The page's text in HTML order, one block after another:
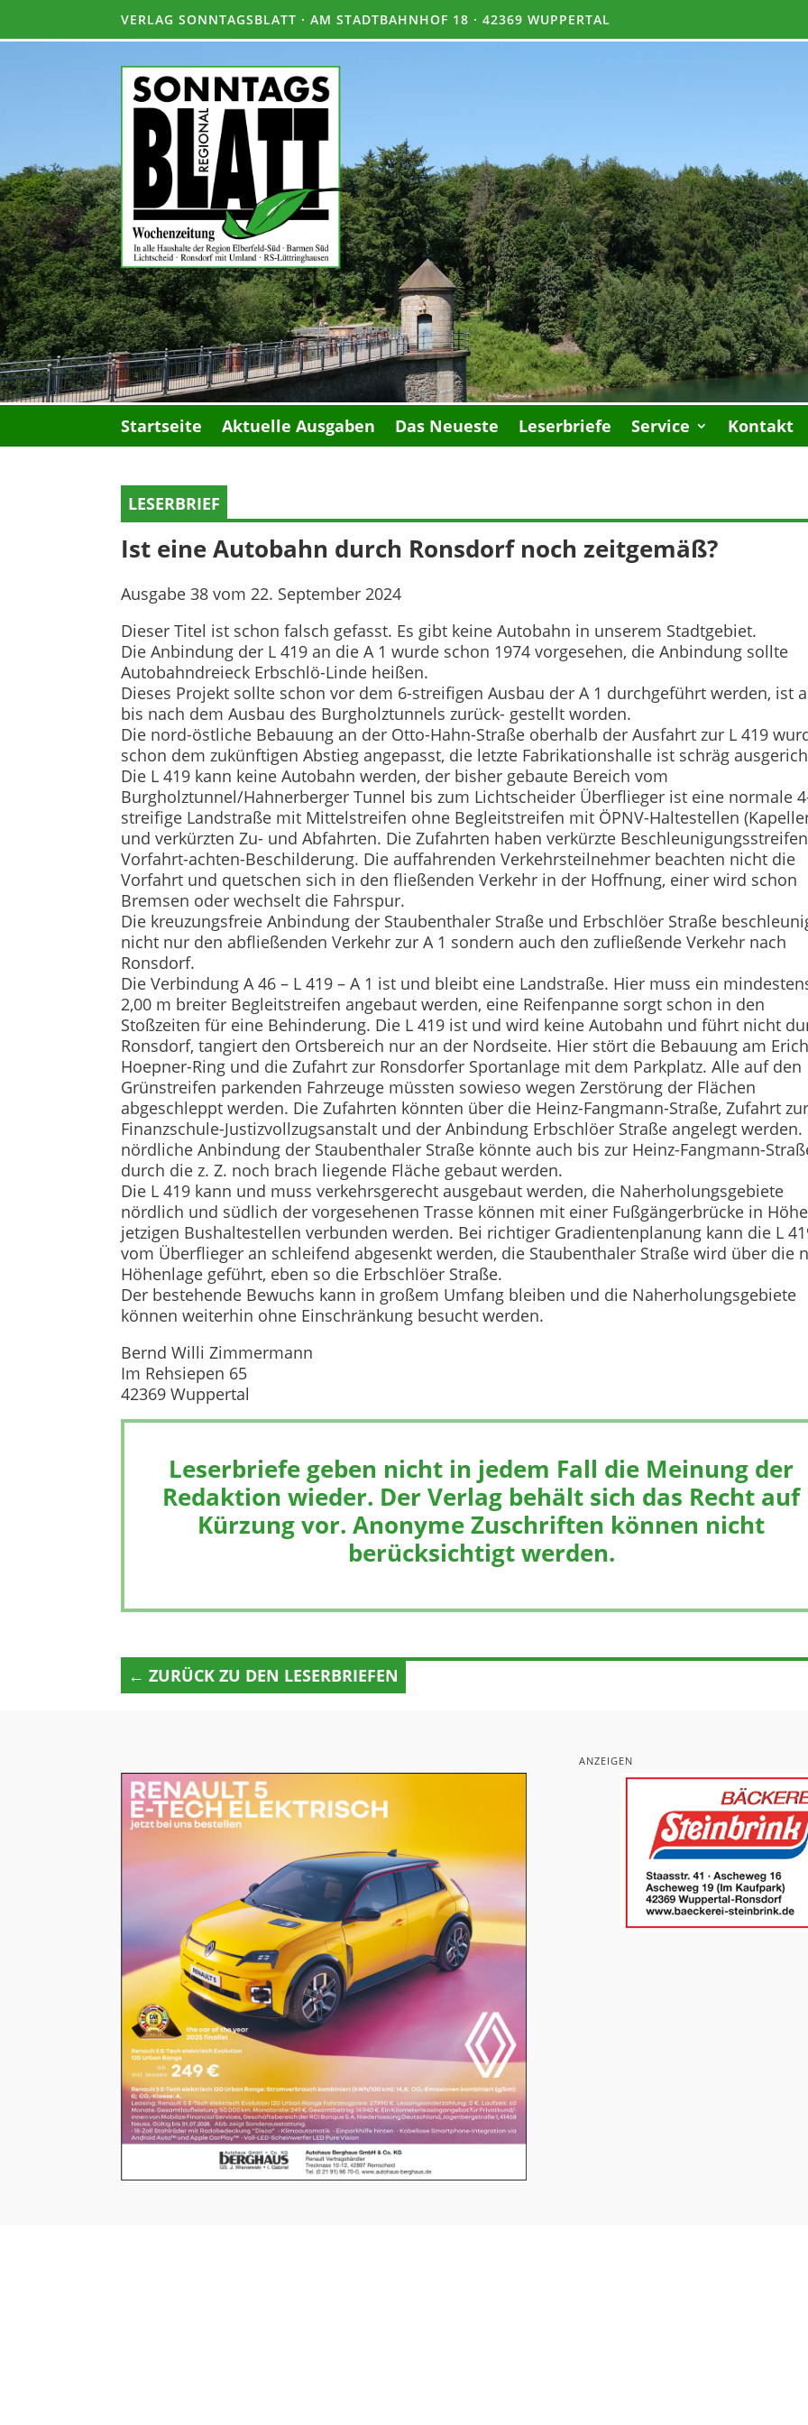
VERLAG SONNTAGSBLATT · AM STADTBAHNHOF 18 · 42369 WUPPERTAL
Startseite Aktuelle Ausgaben Das Neueste Leserbriefe Service Kontakt
LESERBRIEF
Ist eine Autobahn durch Ronsdorf noch zeitgemäß?
Ausgabe 38 vom 22. September 2024
Dieser Titel ist schon falsch gefasst. Es gibt keine Autobahn in unserem Stadtgebiet.
Die Anbindung der L 419 an die A 1 wurde schon 1974 vorgesehen, die Anbindung sollte
Autobahndreieck Erbschlö-Linde heißen.
Dieses Projekt sollte schon vor dem 6-streifigen Ausbau der A 1 durchgeführt werden, ist
bis nach dem Ausbau des Burgholztunnels zurück- gestellt worden.
Die nord-östliche Bebauung an der Otto-Hahn-Straße oberhalb der Ausfahrt zur L 419
schon dem zukünftigen Abstieg angepasst, die letzte Fabrikationshalle ist schräg
Die L 419 kann keine Autobahn werden, der bisher gebaute Bereich vom
Burgholztunnel/Hahnerberger Tunnel bis zum Lichtscheider Überflieger ist eine normale
streifige Landstraße mit Mittelstreifen ohne Begleitstreifen mit ÖPNV-Haltestellen
und verkürzten Zu- und Abfahrten. Die Zufahrten haben verkürzte
Vorfahrt-achten-Beschilderung. Die auffahrenden Verkehrsteilnehmer beachten nicht die
Vorfahrt und quetschen sich in den fließenden Verkehr in der Hoffnung, einer wird schon
Bremsen oder wechselt die Fahrspur.
Die kreuzungsfreie Anbindung der Staubenthaler Straße und Erbschlöer Straße
nicht nur den abfließenden Verkehr zur A 1 sondern auch den zufließende Verkehr nach
Ronsdorf.
Die Verbindung A 46 – L 419 – A 1 ist und bleibt eine Landstraße. Hier muss ein
2,00 m breiter Begleitstreifen angebaut werden, eine Reifenpanne sorgt schon in den
Stoßzeiten für eine Behinderung. Die L 419 ist und wird keine Autobahn und führt nicht
Ronsdorf, tangiert den Ortsbereich nur an der Nordseite. Hier stört die Bebauung am
Hoepner-Ring und die Zufahrt zur Ronsdorfer Sportanlage mit dem Parkplatz. Alle auf den
Grünstreifen parkenden Fahrzeuge müssten sowieso wegen Zerstörung der Flächen
abgeschleppt werden. Die Zufahrten könnten über die Heinz-Fangmann-Straße, Zufahrt zur
Finanzschule-Justizvollzugsanstalt und der Anbindung Erbschlöer Straße angelegt werden.
nördliche Anbindung der Staubenthaler Straße könnte auch bis zur Heinz-Fangmann-
durch die z. Z. noch brach liegende Fläche gebaut werden.
Die L 419 kann und muss verkehrsgerecht ausgebaut werden, die Naherholungsgebiete
nördlich und südlich der vorgesehenen Trasse können mit einer Fußgängerbrücke in
jetzigen Bushaltestellen verbunden werden. Bei richtiger Gradientenplanung kann die L
vom Überflieger an schleifend abgesenkt werden, die Staubenthaler Straße wird über die
Höhenlage geführt, eben so die Erbschlöer Straße.
Der bestehende Bewuchs kann in großem Umfang bleiben und die Naherholungsgebiete
können weiterhin ohne Einschränkung besucht werden.
Bernd Willi Zimmermann
Im Rehsiepen 65
42369 Wuppertal
Leserbriefe geben nicht in jedem Fall die Meinung der
Redaktion wieder. Der Verlag behält sich das Recht auf
Kürzung vor. Anonyme Zuschriften können nicht
berücksichtigt werden.
← ZURÜCK ZU DEN LESERBRIEFEN
ANZEIGEN